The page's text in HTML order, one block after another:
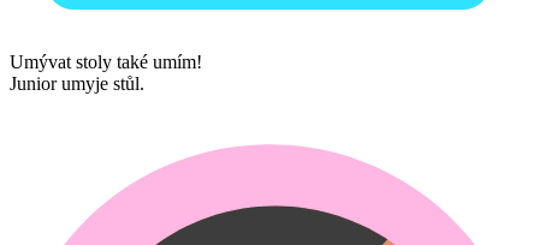
Umývat stoly také umím!
Junior umyje stůl.